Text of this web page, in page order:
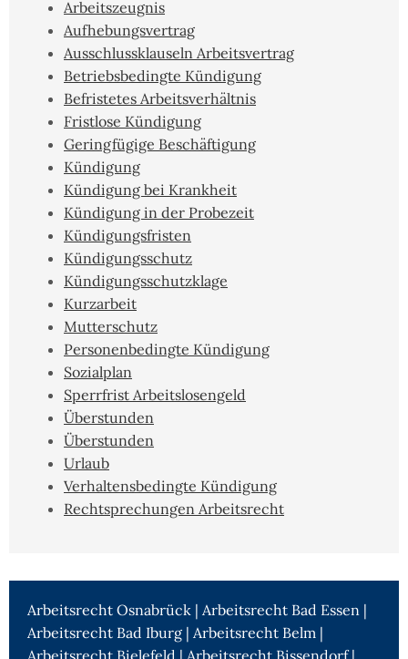
Arbeitszeugnis
Aufhebungsvertrag
Ausschlussklauseln Arbeitsvertrag
Betriebsbedingte Kündigung
Befristetes Arbeitsverhältnis
Fristlose Kündigung
Geringfügige Beschäftigung
Kündigung
Kündigung bei Krankheit
Kündigung in der Probezeit
Kündigungsfristen
Kündigungsschutz
Kündigungsschutzklage
Kurzarbeit
Mutterschutz
Personenbedingte Kündigung
Sozialplan
Sperrfrist Arbeitslosengeld
Überstunden
Überstunden
Urlaub
Verhaltensbedingte Kündigung
Rechtsprechungen Arbeitsrecht
Arbeitsrecht Osnabrück | Arbeitsrecht Bad Essen |
Arbeitsrecht Bad Iburg | Arbeitsrecht Belm |
Arbeitsrecht Bielefeld | Arbeitsrecht Bissendorf|